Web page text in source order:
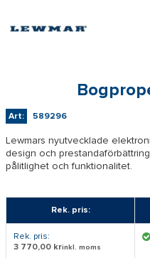
Art: 589296
Lewmars nyutvecklade
design och
pålitlighet och funktionalitet.
Rek. pris:
Rek. pris:
3 770,00 krinkl. moms